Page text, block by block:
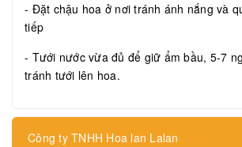
- Đặt chậu hoa ở nơi tránh ánh nắng và
tiếp
- Tưới nước vừa đủ để giữ ẩm bầu, 5-7
tránh tưới lên hoa.
Công ty TNHH Hoa lan Lalan